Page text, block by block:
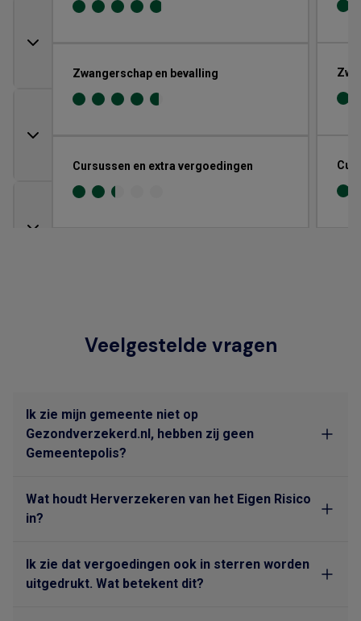
Zwangerschap en bevalling
Cursussen en extra vergoedingen
Veelgestelde vragen
Ik zie mijn gemeente niet op
Gezondverzekerd.nl, hebben zij geen
Gemeentepolis?
Wat houdt Herverzekeren van het Eigen Risico
in?
Ik zie dat vergoedingen ook in sterren worden
uitgedrukt. Wat betekent dit?